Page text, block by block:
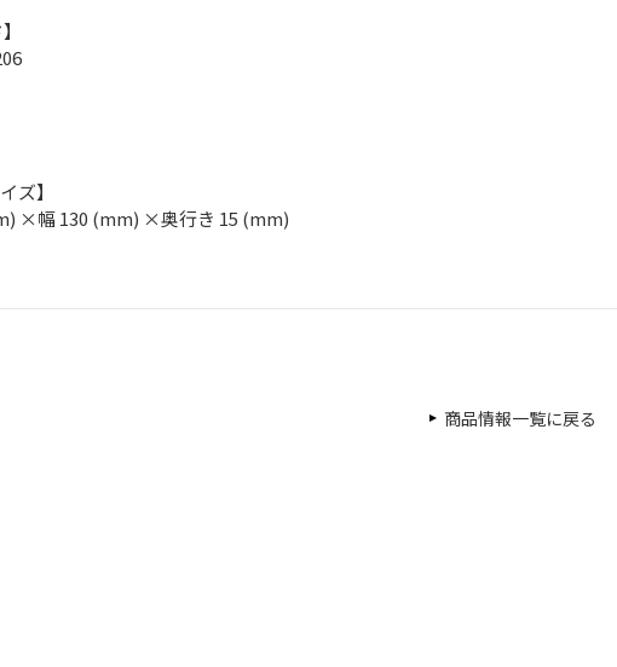
ズ】
×幅 130 (mm) ×奥行き 15 (mm)
商品情報一覧に戻る